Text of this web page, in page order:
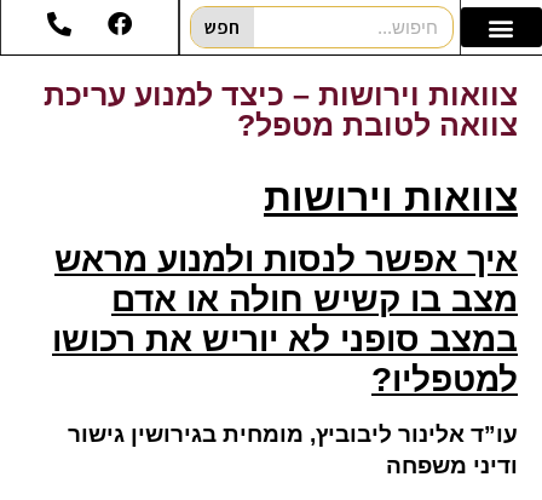
חפש
צוואות וירושות – כיצד למנוע עריכת
צוואה לטובת מטפל?
צוואות וירושות
איך אפשר לנסות ולמנוע מראש
מצב בו קשיש חולה או אדם
במצב סופני לא יוריש את רכושו
למטפליו?
עו”ד אלינור ליבוביץ, מומחית בגירושין גישור
ודיני משפחה